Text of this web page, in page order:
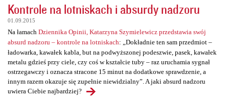
Kontrole na lotniskach i absurdy nadzoru
01.09.2015
Na łamach Dziennika Opinii, Katarzyna Szymielewicz przedstawia swój
absurd nadzoru – kontrole na lotniskach: „Dokładnie ten sam przedmiot –
ładowarka, kawałek kabla, but na podwyższonej podeszwie, pasek, kawałek
metalu gdzieś przy ciele, czy coś w kształcie tuby – raz uruchamia sygnał
ostrzegawczy i oznacza stracone 15 minut na dodatkowe sprawdzenie, a
innym razem okazuje się zupełnie niewidzialny”. A jaki absurd nadzoru
uwiera Ciebie najbardziej?